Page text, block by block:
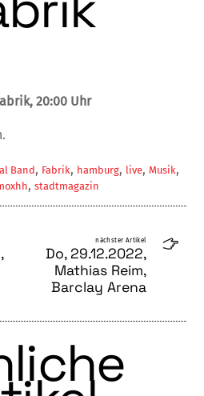
20:00 Uhr
Band, Fabrik, hamburg, live, Musik,
, stadtmagazin
nächster Artikel
Do, 29.12.2022,
Mathias Reim,
Barclay Arena